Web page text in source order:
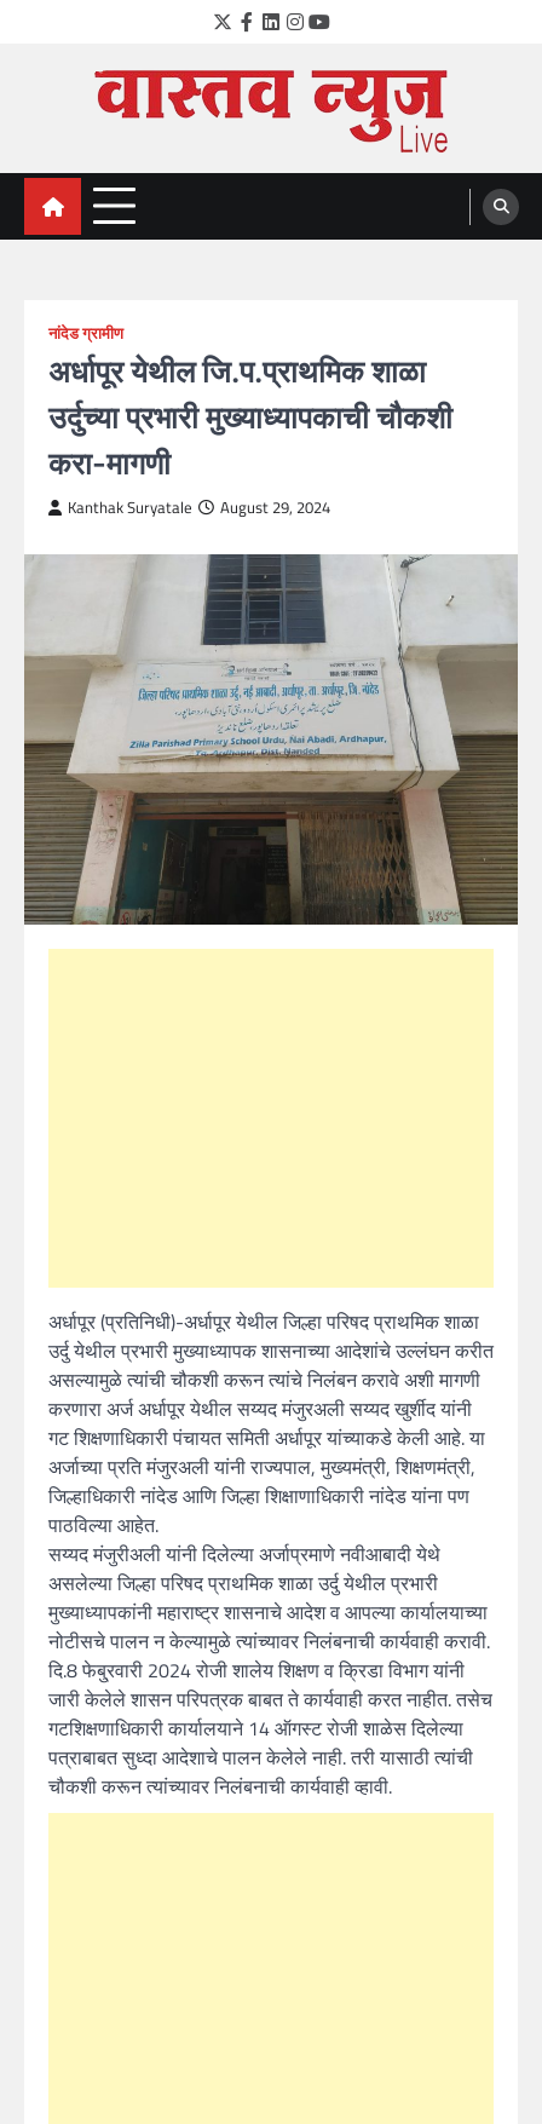
Twitter
Facebook
LinkedIn
Instagram
YouTube
VastavNEWSLive.com
a leading NEWS portal of Maharahstra
नांदेड ग्रामीण
अर्धापूर येथील जि.प.प्राथमिक शाळा
उर्दुच्या प्रभारी मुख्याध्यापकाची चौकशी
करा-मागणी
Kanthak Suryatale August 29, 2024
अर्धापूर (प्रतिनिधी)-अर्धापूर येथील जिल्हा परिषद प्राथमिक शाळा
उर्दु येथील प्रभारी मुख्याध्यापक शासनाच्या आदेशांचे उल्लंघन करीत
असल्यामुळे त्यांची चौकशी करून त्यांचे निलंबन करावे अशी मागणी
करणारा अर्ज अर्धापूर येथील सय्यद मंजुरअली सय्यद खुर्शीद यांनी
गट शिक्षणाधिकारी पंचायत समिती अर्धापूर यांच्याकडे केली आहे. या
अर्जाच्या प्रति मंजुरअली यांनी राज्यपाल, मुख्यमंत्री, शिक्षणमंत्री,
जिल्हाधिकारी नांदेड आणि जिल्हा शिक्षाणाधिकारी नांदेड यांना पण
पाठविल्या आहेत.
सय्यद मंजुरीअली यांनी दिलेल्या अर्जाप्रमाणे नवीआबादी येथे
असलेल्या जिल्हा परिषद प्राथमिक शाळा उर्दु येथील प्रभारी
मुख्याध्यापकांनी महाराष्ट्र शासनाचे आदेश व आपल्या कार्यालयाच्या
नोटीसचे पालन न केल्यामुळे त्यांच्यावर निलंबनाची कार्यवाही करावी.
दि.8 फेबु्रवारी 2024 रोजी शालेय शिक्षण व क्रिडा विभाग यांनी
जारी केलेले शासन परिपत्रक बाबत ते कार्यवाही करत नाहीत. तसेच
गटशिक्षणाधिकारी कार्यालयाने 14 ऑगस्ट रोजी शाळेस दिलेल्या
पत्राबाबत सुध्दा आदेशाचे पालन केलेले नाही. तरी यासाठी त्यांची
चौकशी करून त्यांच्यावर निलंबनाची कार्यवाही व्हावी.